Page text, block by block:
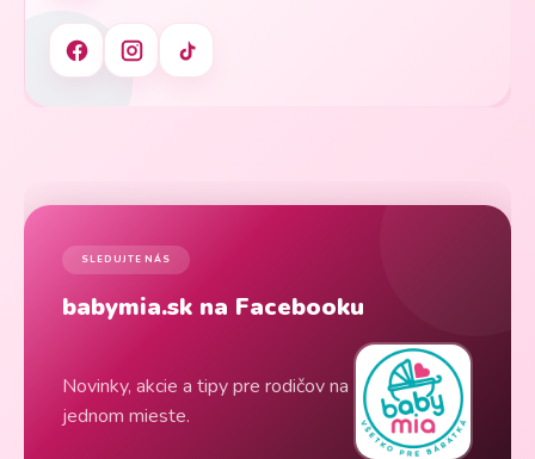
SLEDUJTE NÁS
babymia.sk na Facebooku
Novinky, akcie a tipy pre rodičov na
jednom mieste.